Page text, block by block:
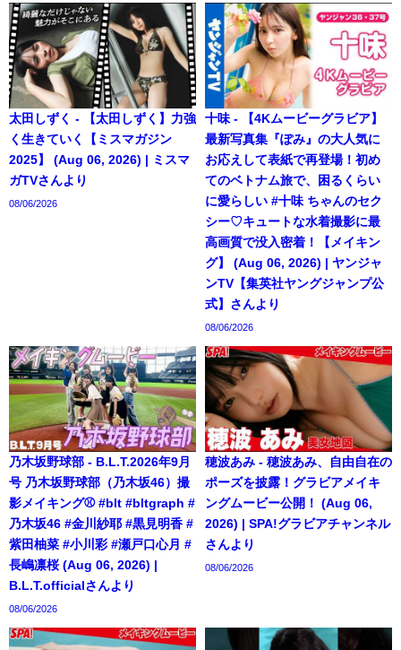
太田しずく - 【太田しずく】力強
く生きていく【ミスマガジン
2025】 (Aug 06, 2026) | ミスマ
ガTVさんより
08/06/2026
十味 - 【4Kムービーグラビア】
最新写真集『ぽみ』の大人気に
お応えして表紙で再登場！初め
てのベトナム旅で、困るくらい
に愛らしい #十味 ちゃんのセク
シー♡キュートな水着撮影に最
高画質で没入密着！【メイキン
グ】 (Aug 06, 2026) | ヤンジャ
ンTV【集英社ヤングジャンプ公
式】さんより
08/06/2026
乃木坂野球部 - B.L.T.2026年9月
号 乃木坂野球部（乃木坂46）撮
影メイキング⚾️ #blt #bltgraph #
乃木坂46 #金川紗耶 #黒見明香 #
紫田柚菜 #小川彩 #瀬戸口心月 #
長嶋凛桜 (Aug 06, 2026) |
B.L.T.officialさんより
08/06/2026
穂波あみ - 穂波あみ、自由自在の
ポーズを披露！グラビアメイキ
ングムービー公開！ (Aug 06,
2026) | SPA!グラビアチャンネル
さんより
08/06/2026